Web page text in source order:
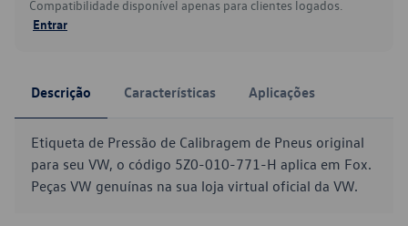
Compatibilidade disponível apenas para clientes logados.
Entrar
Descrição Características Aplicações
Etiqueta de Pressão de Calibragem de Pneus original
para seu VW, o código 5Z0-010-771-H aplica em Fox.
Peças VW genuínas na sua loja virtual oficial da VW.